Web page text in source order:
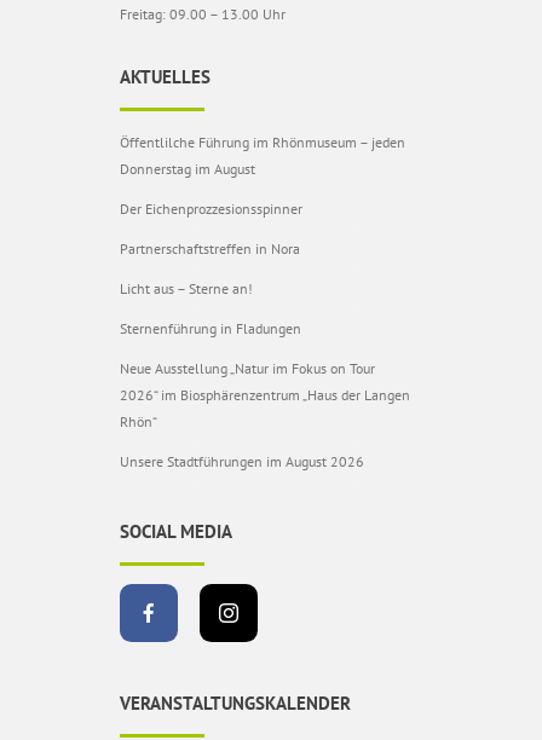
Freitag: 09.00 – 13.00 Uhr
AKTUELLES
Öffentlilche Führung im Rhönmuseum – jeden
Donnerstag im August
Der Eichenprozzesionsspinner
Partnerschaftstreffen in Nora
Licht aus – Sterne an!
Sternenführung in Fladungen
Neue Ausstellung „Natur im Fokus on Tour
2026“ im Biosphärenzentrum „Haus der Langen
Rhön“
Unsere Stadtführungen im August 2026
SOCIAL MEDIA
VERANSTALTUNGSKALENDER